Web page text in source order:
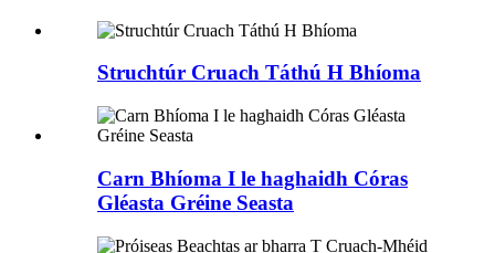
Struchtúr Cruach Táthú H Bhíoma
Carn Bhíoma I le haghaidh Córas
Gléasta Gréine Seasta